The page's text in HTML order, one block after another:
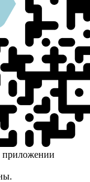
приложении